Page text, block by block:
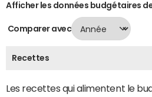
Afficher les données budgétaires
Comparer avec
Recettes
Les recettes qui alimentent le